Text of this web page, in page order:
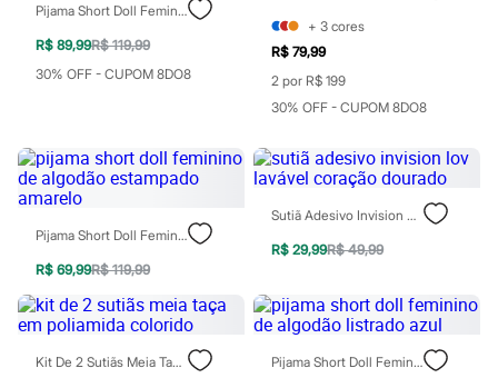
Blusas de proteção
Sungas
Personagens
Bluey
Minecraft
Naruto
Patrulha Canina
Stitch
Kits
Perfumes árabes
Novidades
Cabelos
Condicionador
Escovas e Pentes
Pijama Short Doll Feminino Bordado Listrado Lagosta Vermelho
R$ 89,99R$ 119,99
30% OFF - CUPOM 8DO8
+ 3 cores
R$ 79,99
2 por R$ 199
30% OFF - CUPOM 8DO8
Pijama Short Doll Feminino De Algodão Estampado Amarelo
R$ 69,99R$ 119,99
Sutiã Adesivo Invision Lov Lavável Coração Dourado
R$ 29,99R$ 49,99
Kit De 2 Sutiãs Meia Taça Em Poliamida Colorido Pijama Short Doll Feminino De Algodão Listrado Azul